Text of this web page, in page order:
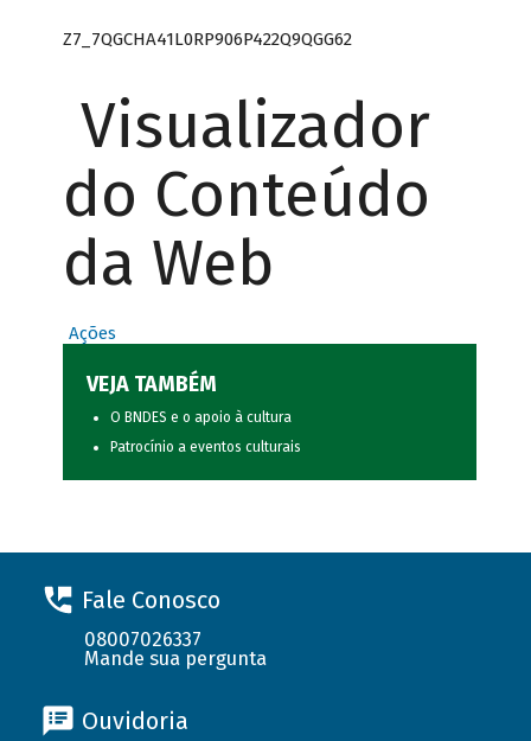
Z7_7QGCHA41L0RP906P422Q9QGG62
Visualizador
do Conteúdo
da Web
Ações
VEJA TAMBÉM
O BNDES e o apoio à cultura
Patrocínio a eventos culturais
Fale Conosco
08007026337
Mande sua pergunta
Ouvidoria